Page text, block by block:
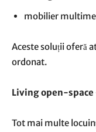
mobilier
Aceste soluții oferă
ordonat.
Living open-
Tot mai multe